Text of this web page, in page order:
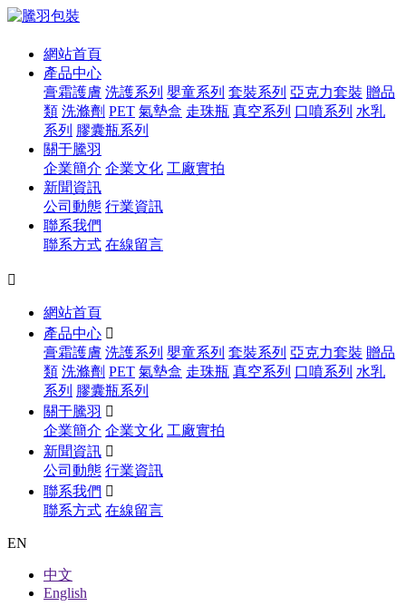
網站首頁
產品中心
膏霜護膚 洗護系列 嬰童系列 套裝系列 亞克力套裝 贈品
類 洗滌劑 PET 氣墊盒 走珠瓶 真空系列 口噴系列 水乳
系列 膠囊瓶系列
關于騰羽
企業簡介 企業文化 工廠實拍
新聞資訊
公司動態 行業資訊
聯系我們
聯系方式 在線留言

網站首頁
產品中心 
膏霜護膚 洗護系列 嬰童系列 套裝系列 亞克力套裝 贈品
類 洗滌劑 PET 氣墊盒 走珠瓶 真空系列 口噴系列 水乳
系列 膠囊瓶系列
關于騰羽 
企業簡介 企業文化 工廠實拍
新聞資訊 
公司動態 行業資訊
聯系我們 
聯系方式 在線留言
EN
中文
English